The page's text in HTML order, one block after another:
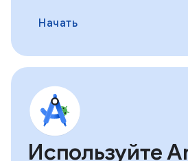
Начать
Используйте